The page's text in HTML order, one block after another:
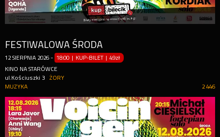
FESTIWALOWA ŚRODA
12 SIERPNIA 2026 - 18:00 | KUP-BILET |49zł
KINO NA STARÓWCE
ul.Kościuszki 3
ŻORY
2 446
MUZYKA